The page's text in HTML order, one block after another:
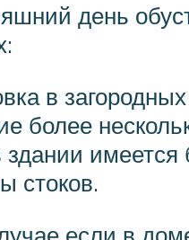
день
в
более
здании имеется
стоков.
если в